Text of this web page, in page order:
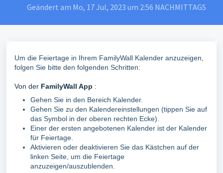
Geändert am Mo, 17 Jul, 2023 um 2:56 NACHMITTAGS
Um die Feiertage in Ihrem FamilyWall Kalender anzuzeigen,
folgen Sie bitte den folgenden Schritten:
Von der FamilyWall App :
Gehen Sie in den Bereich Kalender.
Gehen Sie zu den Kalendereinstellungen (tippen Sie auf
das Symbol in der oberen rechten Ecke).
Einer der ersten angebotenen Kalender ist der Kalender
für Feiertage.
Aktivieren oder deaktivieren Sie das Kästchen auf der
linken Seite, um die Feiertage
anzuzeigen/auszublenden.